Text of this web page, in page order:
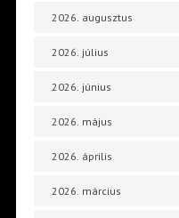
2026. augusztus
2026. július
2026. június
2026. május
2026. április
2026. március